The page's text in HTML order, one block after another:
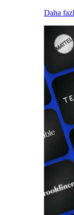
Daha